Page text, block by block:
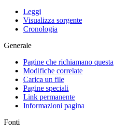
Leggi
Visualizza sorgente
Cronologia
Generale
Pagine che richiamano questa
Modifiche correlate
Carica un file
Pagine speciali
Link permanente
Informazioni pagina
Fonti